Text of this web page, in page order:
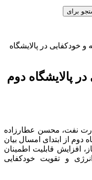
برای
و خودکفایی در پالایشگاه
پالایشگاه دوم
نفت، محسن عطارزاده
دوم از ابتدای امسال بیان
افزایش قابلیت اطمینان
و تقویت خودکفایی